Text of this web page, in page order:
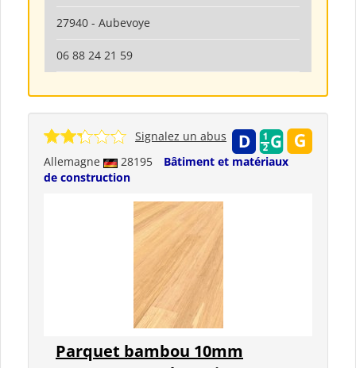
27940 - Aubevoye
06 88 24 21 59
Allemagne 28195
Bâtiment et matériaux
de construction
Signalez un abus
Parquet bambou 10mm